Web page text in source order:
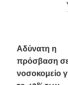
Αδύνατη η
πρόσβαση
νοσοκομείο